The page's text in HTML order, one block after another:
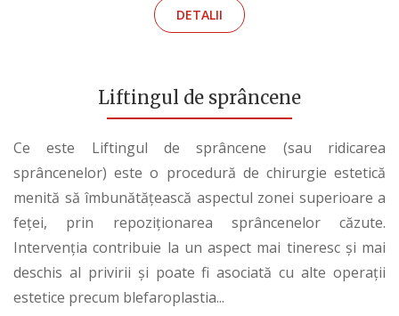
DETALII
Liftingul de sprâncene
Ce este Liftingul de sprâncene (sau ridicarea
sprâncenelor) este o procedură de chirurgie estetică
menită să îmbunătățească aspectul zonei superioare a
feței, prin repoziționarea sprâncenelor căzute.
Intervenția contribuie la un aspect mai tineresc și mai
deschis al privirii și poate fi asociată cu alte operații
estetice precum blefaroplastia...